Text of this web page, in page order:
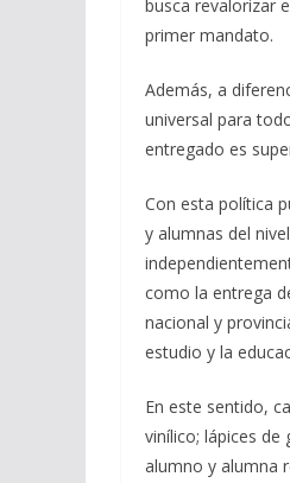
busca revalorizar
primer mandato.
Además, a
universal para
entregado es
Con esta política
y alumnas del
como la entrega
nacional y
estudio y la
En este sentido,
vinílico; lápices de
alumno y alumna